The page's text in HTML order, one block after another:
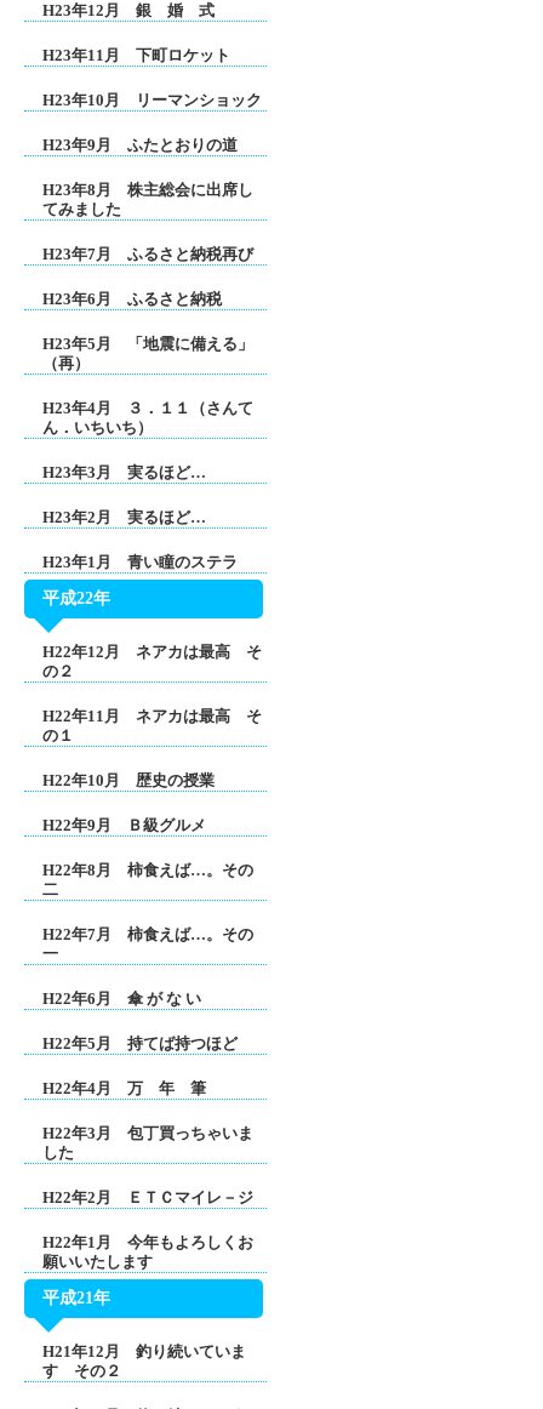
H23年12月 銀 婚 式
H23年11月 下町ロケット
H23年10月 リーマンショック
H23年9月 ふたとおりの道
H23年8月 株主総会に出席し
てみました
H23年7月 ふるさと納税再び
H23年6月 ふるさと納税
H23年5月 「地震に備える」
（再）
H23年4月 ３．１１（さんて
ん．いちいち）
H23年3月 実るほど…
H23年2月 実るほど…
H23年1月 青い瞳のステラ
平成22年
H22年12月 ネアカは最高 そ
の２
H22年11月 ネアカは最高 そ
の１
H22年10月 歴史の授業
H22年9月 Ｂ級グルメ
H22年8月 柿食えば…。その
二
H22年7月 柿食えば…。その
一
H22年6月 傘 が な い
H22年5月 持てば持つほど
H22年4月 万 年 筆
H22年3月 包丁買っちゃいま
した
H22年2月 ＥＴＣマイレ－ジ
H22年1月 今年もよろしくお
願いいたします
平成21年
H21年12月 釣り続いていま
す その２